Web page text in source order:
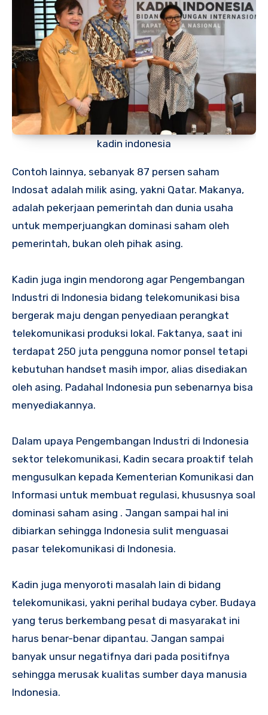
kadin indonesia
Contoh lainnya, sebanyak 87 persen saham
Indosat adalah milik asing, yakni Qatar. Makanya,
adalah pekerjaan pemerintah dan dunia usaha
untuk memperjuangkan dominasi saham oleh
pemerintah, bukan oleh pihak asing.
Kadin juga ingin mendorong agar Pengembangan
Industri di Indonesia bidang telekomunikasi bisa
bergerak maju dengan penyediaan perangkat
telekomunikasi produksi lokal. Faktanya, saat ini
terdapat 250 juta pengguna nomor ponsel tetapi
kebutuhan handset masih impor, alias disediakan
oleh asing. Padahal Indonesia pun sebenarnya bisa
menyediakannya.
Dalam upaya Pengembangan Industri di Indonesia
sektor telekomunikasi, Kadin secara proaktif telah
mengusulkan kepada Kementerian Komunikasi dan
Informasi untuk membuat regulasi, khususnya soal
dominasi saham asing . Jangan sampai hal ini
dibiarkan sehingga Indonesia sulit menguasai
pasar telekomunikasi di Indonesia.
Kadin juga menyoroti masalah lain di bidang
telekomunikasi, yakni perihal budaya cyber. Budaya
yang terus berkembang pesat di masyarakat ini
harus benar-benar dipantau. Jangan sampai
banyak unsur negatifnya dari pada positifnya
sehingga merusak kualitas sumber daya manusia
Indonesia.